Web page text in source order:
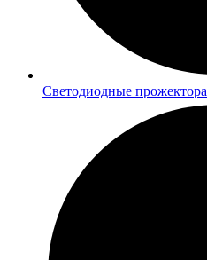
Светодиодные прожектора